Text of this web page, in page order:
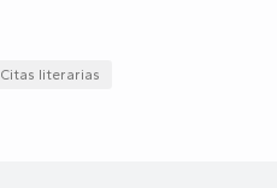
Citas literarias